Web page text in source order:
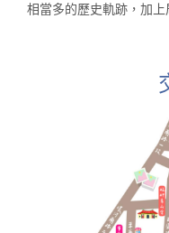
相當多的歷史軌跡，加